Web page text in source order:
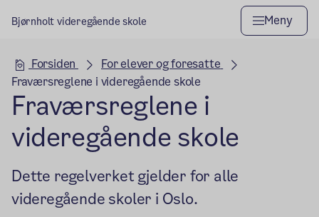
Bjørnholt videregående skole Meny
Hovedseksjon
Forsiden
For elever og foresatte
Fraværsreglene i videregående skole
Fraværsreglene i
videregående skole
Dette regelverket gjelder for alle
videregående skoler i Oslo.